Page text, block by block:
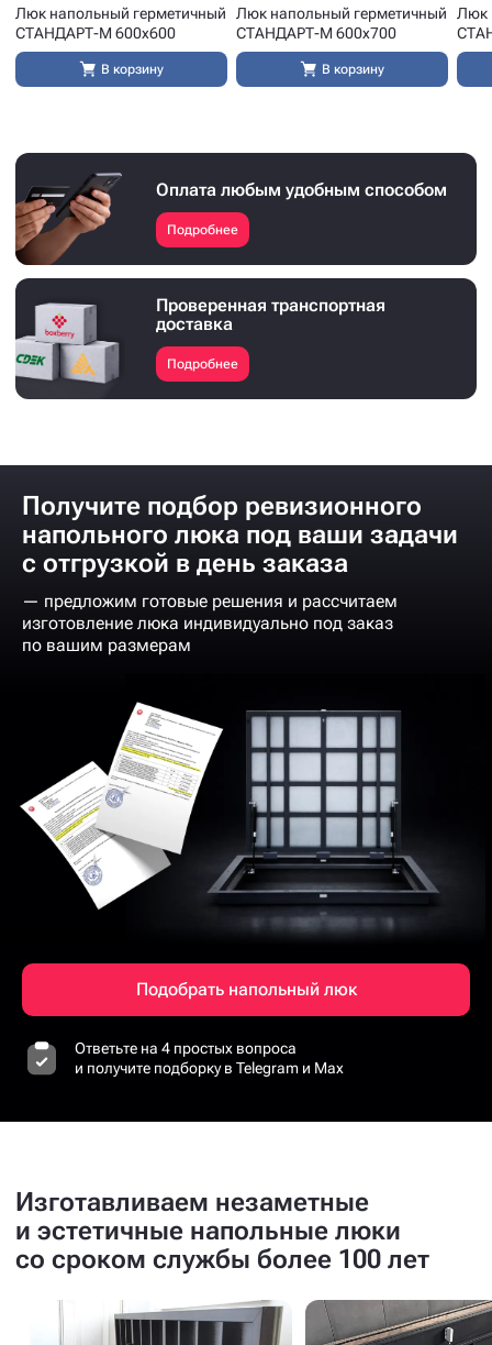
Люк напольный герметичный
СТАНДАРТ-М 600x600
В корзину
Люк напольный герметичный
СТАНДАРТ-М 600x700
В корзину
Люк
Оплата любым удобным способом
Подробнее
Проверенная транспортная
доставка
Подробнее
Получите подбор ревизионного
напольного люка под ваши задачи
с отгрузкой в день заказа
— предложим готовые решения и рассчитаем
изготовление люка индивидуально под заказ
по вашим размерам
Подобрать напольный люк
Ответьте на 4 простых вопроса
и получите подборку в Telegram и Max
Изготавливаем незаметные
и эстетичные напольные люки
со сроком службы более 100 лет